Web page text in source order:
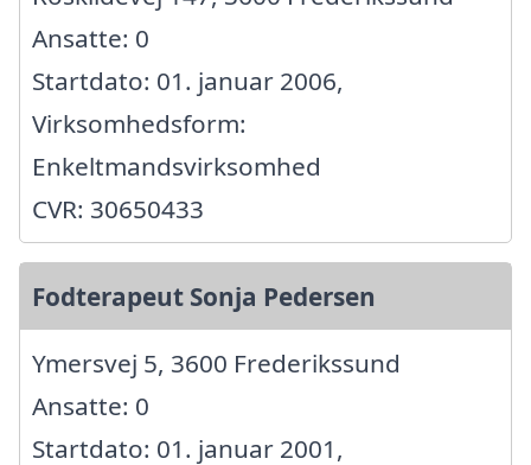
Ansatte: 0
Startdato: 01. januar 2006,
Virksomhedsform:
Enkeltmandsvirksomhed
CVR: 30650433
Fodterapeut Sonja Pedersen
Ymersvej 5, 3600 Frederikssund
Ansatte: 0
Startdato: 01. januar 2001,